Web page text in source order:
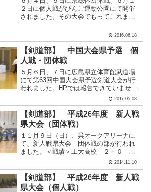
２日に個人戦がびんご運動公園にて開催
されました。その大会でもってこれまで
なり、本日付で新体制が発足しました。
これまでの剣道部を引っ張ってきた大月
君（主将）、大下君（副主.....
2016.06.18
【剣道部】 中国大会県予選 個
人戦・団体戦
５月６日、７日に広島県立体育館武道場
にて第63回中国大会県予選剣道大会が行
われました。HPでは報告できていません
でしたが、４月１５日に行われた地区予
選では、２年生の柴崎選手、杉林選手、
３年生の川谷選手の活躍もあり、県大会
出場権を得ることがで.....
2017.05.08
【剣道部】 平成26年度 新人戦
県大会（団体戦）
１１月９日（日）、呉オークアリーナに
て、新人戦県大会 団体戦の部が行われ
ました。＜戦績＞工大高校 ２－０ 銀
河学院高校工大高校 ２－３ 祇園北高
校 （代表戦）初戦、銀河学院
高校には、次鋒選手の面二本を皮切り
に、副将選手も面を決めて２.....
2014.11.10
【剣道部】 平成26年度 新人戦
県大会（個人戦）